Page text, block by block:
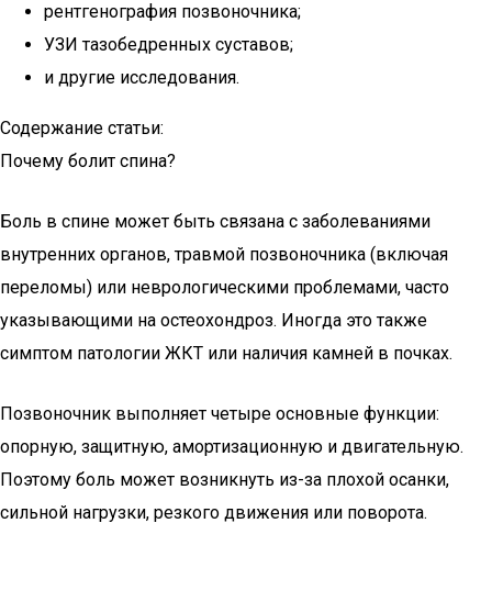
рентгенография позвоночника;
УЗИ тазобедренных суставов;
и другие исследования.
Содержание статьи:
Почему болит спина?
Боль в спине может быть связана с заболеваниями
внутренних органов, травмой позвоночника (включая
переломы) или неврологическими проблемами, часто
указывающими на остеохондроз. Иногда это также
симптом патологии ЖКТ или наличия камней в почках.
Позвоночник выполняет четыре основные функции:
опорную, защитную, амортизационную и двигательную.
Поэтому боль может возникнуть из-за плохой осанки,
сильной нагрузки, резкого движения или поворота.